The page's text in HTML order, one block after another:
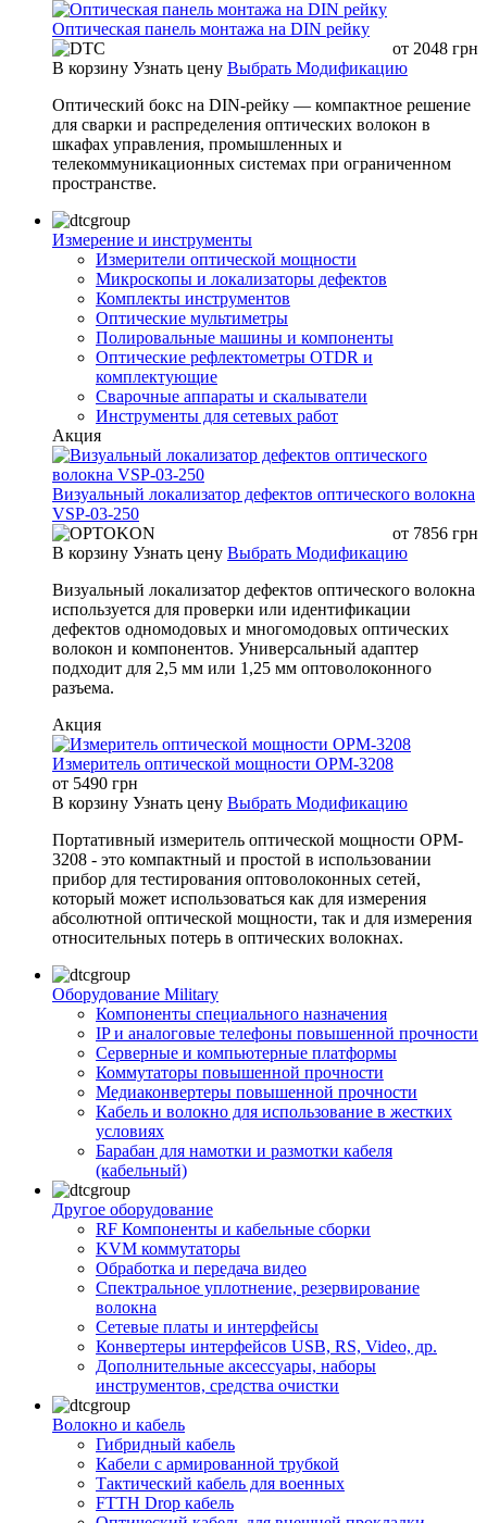
Оптическая панель монтажа на DIN рейку
от 2048 грн
В корзину Узнать цену Выбрать Модификацию
Оптический бокс на DIN-рейку — компактное решение
для сварки и распределения оптических волокон в
шкафах управления, промышленных и
телекоммуникационных системах при ограниченном
пространстве.
Измерение и инструменты
Измерители оптической мощности
Микроскопы и локализаторы дефектов
Комплекты инструментов
Оптические мультиметры
Полировальные машины и компоненты
Оптические рефлектометры OTDR и
комплектующие
Сварочные аппараты и скалыватели
Инструменты для сетевых работ
Акция
Визуальный локализатор дефектов оптического волокна
VSP-03-250
от 7856 грн
В корзину Узнать цену Выбрать Модификацию
Визуальный локализатор дефектов оптического волокна
используется для проверки или идентификации
дефектов одномодовых и многомодовых оптических
волокон и компонентов. Универсальный адаптер
подходит для 2,5 мм или 1,25 мм оптоволоконного
разъема.
Акция
Измеритель оптической мощности OPM-3208
от 5490 грн
В корзину Узнать цену Выбрать Модификацию
Портативный измеритель оптической мощности OPM-
3208 - это компактный и простой в использовании
прибор для тестирования оптоволоконных сетей,
который может использоваться как для измерения
абсолютной оптической мощности, так и для измерения
относительных потерь в оптических волокнах.
Оборудование Military
Компоненты специального назначения
IP и аналоговые телефоны повышенной прочности
Серверные и компьютерные платформы
Коммутаторы повышенной прочности
Медиаконвертеры повышенной прочности
Кабель и волокно для использование в жестких
условиях
Барабан для намотки и размотки кабеля
(кабельный)
Другое оборудование
RF Компоненты и кабельные сборки
KVM коммутаторы
Обработка и передача видео
Спектральное уплотнение, резервирование
волокна
Сетевые платы и интерфейсы
Конвертеры интерфейсов USB, RS, Video, др.
Дополнительные аксессуары, наборы
инструментов, средства очистки
Волокно и кабель
Гибридный кабель
Кабели с армированной трубкой
Тактический кабель для военных
FTTH Drop кабель